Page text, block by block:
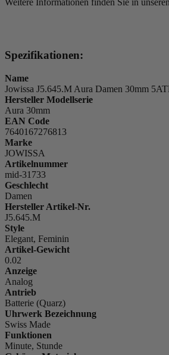
Weitere Informationen finden Sie in unseren
Spezifikationen:
Name
Jowissa J5.645.M Aura Damen 30mm
Hersteller Modellserie
Aura 30mm
EAN Code
7640167276813
Marke
JOWISSA
Artikelnummer
mid-31733
Geschlecht
Damen
Hersteller Artikel-Nr.
J5.645.M
Style
Elegant, Feminin
Artikel-Gewicht
0.02
Anzeige
Analog
Antrieb
Batterie (Quarz)
Uhrwerk Bezeichnung
Swiss Made
Funktionen
Minute, Stunde